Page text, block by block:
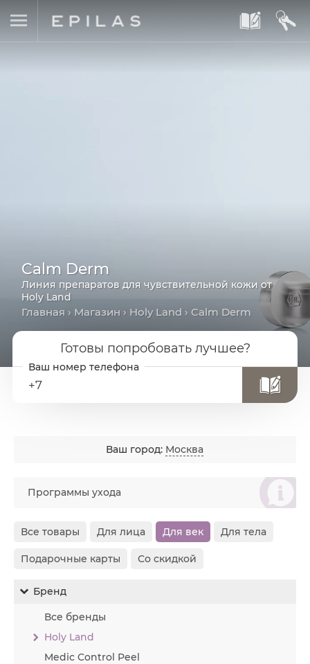
A B
Calm Derm
Линия препаратов для чувствительной кожи от
Holy Land
Главная › Магазин › Holy Land › Calm Derm
Готовы попробовать лучшее?
+7
Ваш город: Москва
စ
Программы ухода
Все товары Для лица Для век Для тела
Подарочные карты Со скидкой
Бренд
Все бренды
Holy Land
Medic Control Peel